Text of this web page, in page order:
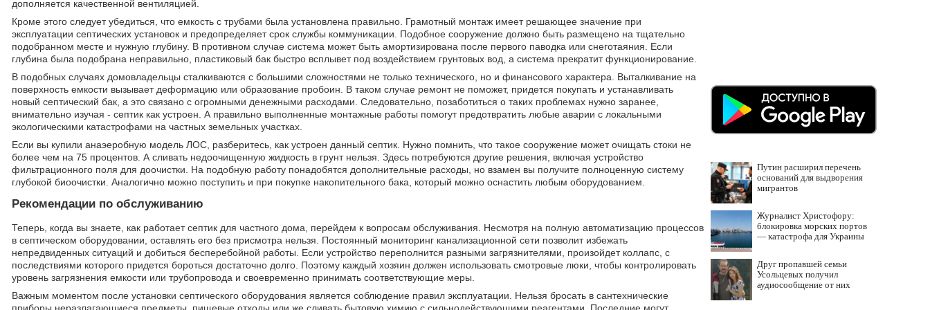
дополняется качественной вентиляцией.
Кроме этого следует убедиться, что емкость с трубами была установлена правильно. Грамотный монтаж имеет решающее значение при
эксплуатации септических установок и предопределяет срок службы коммуникации. Подобное сооружение должно быть размещено на тщательно
подобранном месте и нужную глубину. В противном случае система может быть амортизирована после первого паводка или снеготаяния. Если
глубина была подобрана неправильно, пластиковый бак быстро всплывет под воздействием грунтовых вод, а система прекратит функционирование.
В подобных случаях домовладельцы сталкиваются с большими сложностями не только технического, но и финансового характера. Выталкивание на
поверхность емкости вызывает деформацию или образование пробоин. В таком случае ремонт не поможет, придется покупать и устанавливать
новый септический бак, а это связано с огромными денежными расходами. Следовательно, позаботиться о таких проблемах нужно заранее,
внимательно изучая - септик как устроен. А правильно выполненные монтажные работы помогут предотвратить любые аварии с локальными
экологическими катастрофами на частных земельных участках.
Если вы купили анаэеробную модель ЛОС, разберитесь, как устроен данный септик. Нужно помнить, что такое сооружение может очищать стоки не
более чем на 75 процентов. А сливать недоочищенную жидкость в грунт нельзя. Здесь потребуются другие решения, включая устройство
фильтрационного поля для доочистки. На подобную работу понадобятся дополнительные расходы, но взамен вы получите полноценную систему
глубокой биоочистки. Аналогично можно поступить и при покупке накопительного бака, который можно оснастить любым оборудованием.
Рекомендации по обслуживанию
Теперь, когда вы знаете, как работает септик для частного дома, перейдем к вопросам обслуживания. Несмотря на полную автоматизацию процессов
в септическом оборудовании, оставлять его без присмотра нельзя. Постоянный мониторинг канализационной сети позволит избежать
непредвиденных ситуаций и добиться бесперебойной работы. Если устройство переполнится разными загрязнителями, произойдет коллапс, с
последствиями которого придется бороться достаточно долго. Поэтому каждый хозяин должен использовать смотровые люки, чтобы контролировать
уровень загрязнения емкости или трубопровода и своевременно принимать соответствующие меры.
Важным моментом после установки септического оборудования является соблюдение правил эксплуатации. Нельзя бросать в сантехнические
Путин расширил перечень
оснований для выдворения
мигрантов
Журналист Христофору:
блокировка морских портов
— катастрофа для Украины
Друг пропавшей семьи
Усольцевых получил
аудиосообщение от них